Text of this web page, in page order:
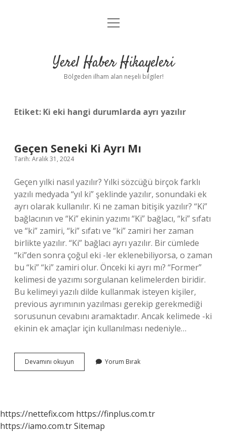
Anasayfa
Yasal Uyarı
menüyü
Yerel Haber Hikayeleri
Bölgeden ilham alan neşeli bilgiler!
Etiket: Ki eki hangi durumlarda ayrı yazılır
Geçen Seneki Ki Ayrı Mı
Tarih: Aralık 31, 2024
Geçen yılki nasıl yazılır? Yılki sözcüğü birçok farklı
yazılı medyada “yıl ki” şeklinde yazılır, sonundaki ek
ayrı olarak kullanılır. Ki ne zaman bitişik yazılır? “Ki”
bağlacının ve “Ki” ekinin yazımı “Ki” bağlacı, “ki” sıfatı
ve “ki” zamiri, “ki” sıfatı ve “ki” zamiri her zaman
birlikte yazılır. “Ki” bağlacı ayrı yazılır. Bir cümlede
“ki”den sonra çoğul eki -ler eklenebiliyorsa, o zaman
bu “ki” “ki” zamiri olur. Önceki ki ayrı mı? “Former”
kelimesi de yazımı sorgulanan kelimelerden biridir.
Bu kelimeyi yazılı dilde kullanmak isteyen kişiler,
previous ayrımının yazılması gerekip gerekmediği
sorusunun cevabını aramaktadır. Ancak kelimede -ki
ekinin ek amaçlar için kullanılması nedeniyle…
Devamını okuyun
Seneki
Yorum Bırak
https://nettefix.com https://finplus.com.tr
https://iamo.com.trSitemap